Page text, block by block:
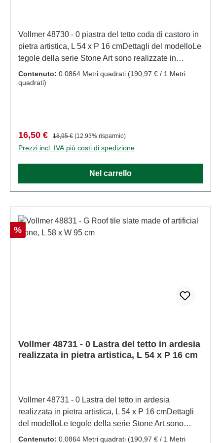
Vollmer 48730 - 0 piastra del tetto coda di castoro in
pietra artistica, L 54 x P 16 cmDettagli del modelloLe
tegole della serie Stone Art sono realizzate in
materiale composito di sedimenti resistente alle
intemperie. Questo materiale crea una superficie in
a bambini di età inferiore a 14 anni. Contiene piccole
parti che possono rappresentare un rischio di
soffocamento e alcuni componenti presentano punte
affilate funzionali.Per alimentare questo prodotto, è
articolo: 48730numero di pezzi: 1 pezzoEAN:
4026602487304Tipologia di prodotto: Arte in
Contenuto: 0.0864 Metri quadrati (190,97 € / 1 Metri
quadrati)
Prezzo di vendita:
16,50 € Prezzo normale:
18,95 € (12.93% risparmio)
Prezzi incl. IVA più costi di spedizione
Nel carrello
Sconto
%
Vollmer 48731 - 0 Lastra del tetto in ardesia
realizzata in pietra artistica, L 54 x P 16 cm
Vollmer 48731 - 0 Lastra del tetto in ardesia
realizzata in pietra artistica, L 54 x P 16 cmDettagli
del modelloLe tegole della serie Stone Art sono
realizzate in materiale composito di sedimenti
Contenuto: 0.0864 Metri quadrati (190,97 € / 1 Metri